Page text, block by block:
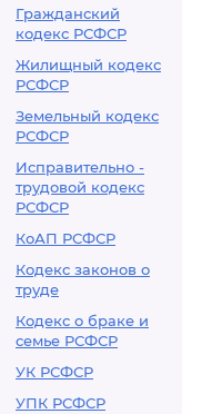
Гражданский
кодекс РСФСР
Жилищный кодекс
РСФСР
Земельный кодекс
РСФСР
Исправительно -
трудовой кодекс
РСФСР
КоАП РСФСР
Кодекс законов о
труде
Кодекс о браке и
семье РСФСР
УК РСФСР
УПК РСФСР